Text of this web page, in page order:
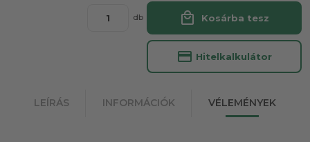
db local_mall Kosárba tesz
credit_card Hitelkalkulátor
LEÍRÁS INFORMÁCIÓK VÉLEMÉNYEK